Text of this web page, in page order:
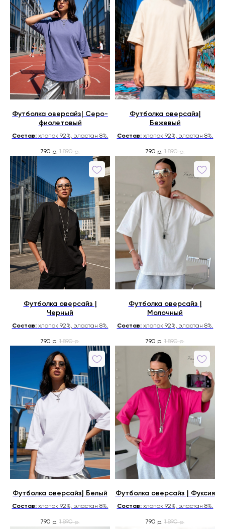
Футболка оверсайз| Серо-
фиолетовый
Состав: хлопок 92%, эластан 8%.
790 р. 1 890 р.
Футболка оверсайз|
Бежевый
Состав: хлопок 92%, эластан 8%.
790 р. 1 890 р.
Футболка оверсайз |
Черный
Состав: хлопок 92%, эластан 8%.
790 р. 1 890 р.
Футболка оверсайз |
Молочный
Состав: хлопок 92%, эластан 8%.
790 р. 1 890 р.
Футболка оверсайз| Белый
Состав: хлопок 92%, эластан 8%.
790 р. 1 890 р.
Футболка оверсайз | Фуксия
Состав: хлопок 92%, эластан 8%.
790 р. 1 890 р.